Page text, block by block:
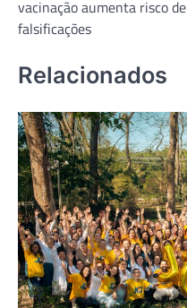
vacinação aumenta risco de
falsificações
Relacionados